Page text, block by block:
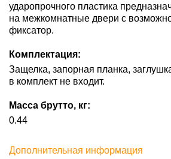
ударопрочного пластика
на межкомнатные двери с
фиксатор.
Комплектация:
Защелка, запорная планка,
в комплект не входит.
Масса брутто, кг:
0.44
Дополнительная информация